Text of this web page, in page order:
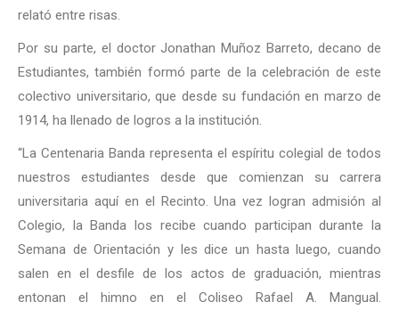
relató entre risas.
Por su parte, el doctor Jonathan Muñoz Barreto, decano de
Estudiantes, también formó parte de la celebración de este
colectivo universitario, que desde su fundación en marzo de
1914, ha llenado de logros a la institución.
“La Centenaria Banda representa el espíritu colegial de todos
nuestros estudiantes desde que comienzan su carrera
universitaria aquí en el Recinto. Una vez logran admisión al
Colegio, la Banda los recibe cuando participan durante la
Semana de Orientación y les dice un hasta luego, cuando
salen en el desfile de los actos de graduación, mientras
entonan el himno en el Coliseo Rafael A. Mangual.